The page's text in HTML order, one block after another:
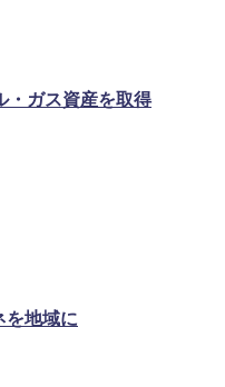
・ガス資産を取得
を地域に